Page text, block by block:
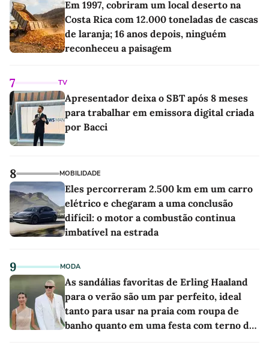
Em 1997, cobriram um local deserto na
Costa Rica com 12.000 toneladas de cascas
de laranja; 16 anos depois, ninguém
reconheceu a paisagem
7 TV
Apresentador deixa o SBT após 8 meses
para trabalhar em emissora digital criada
por Bacci
8 MOBILIDADE
Eles percorreram 2.500 km em um carro
elétrico e chegaram a uma conclusão
difícil: o motor a combustão continua
imbatível na estrada
9 MODA
As sandálias favoritas de Erling Haaland
para o verão são um par perfeito, ideal
tanto para usar na praia com roupa de
banho quanto em uma festa com terno de